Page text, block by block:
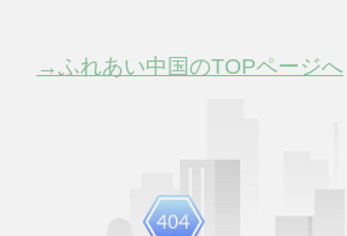
→ふれあい中国のTOPページへ